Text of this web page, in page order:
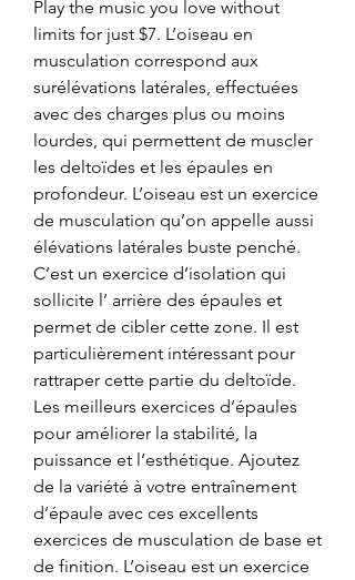
Play the music you love without
limits for just $7. L’oiseau en
musculation correspond aux
surélévations latérales, effectuées
avec des charges plus ou moins
lourdes, qui permettent de muscler
les deltoïdes et les épaules en
profondeur. L’oiseau est un exercice
de musculation qu’on appelle aussi
élévations latérales buste penché.
C’est un exercice d’isolation qui
sollicite l’ arrière des épaules et
permet de cibler cette zone. Il est
particulièrement intéressant pour
rattraper cette partie du deltoïde.
Les meilleurs exercices d’épaules
pour améliorer la stabilité, la
puissance et l’esthétique. Ajoutez
de la variété à votre entraînement
d’épaule avec ces excellents
exercices de musculation de base et
de finition. L’oiseau est un exercice